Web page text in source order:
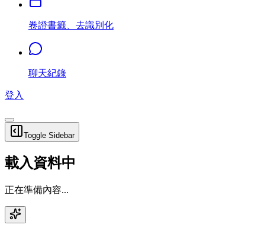
卷證書籤、去識別化
聊天紀錄
登入
Toggle Sidebar
載入資料中
正在準備內容...